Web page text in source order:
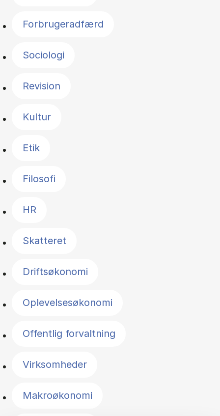
Forbrugeradfærd
Sociologi
Revision
Kultur
Etik
Filosofi
HR
Skatteret
Driftsøkonomi
Oplevelsesøkonomi
Offentlig forvaltning
Virksomheder
Makroøkonomi